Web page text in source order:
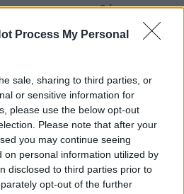
Process My Personal
sale, sharing to third parties, or
or sensitive information for
please use the below opt-out
Please note that after your
you may continue seeing
on personal information utilized by
disclosed to third parties prior to
opt-out of the further
για να την ωθήσει στη
είναι δέκα (10) ευρώ.
το εισιτήριο για
η κάρτα ανεργίας) και
η φοιτητική ταυτότητα).
δύο ώρες πριν την έναρξη